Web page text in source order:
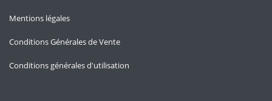
Mentions légales
Conditions Générales de Vente
Conditions générales d'utilisation